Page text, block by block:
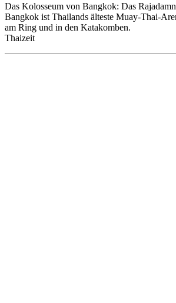
Das Kolosseum von Bangkok: Das
Bangkok ist Thailands älteste Muay-Thai-
am Ring und in den Katakomben.
Thaizeit